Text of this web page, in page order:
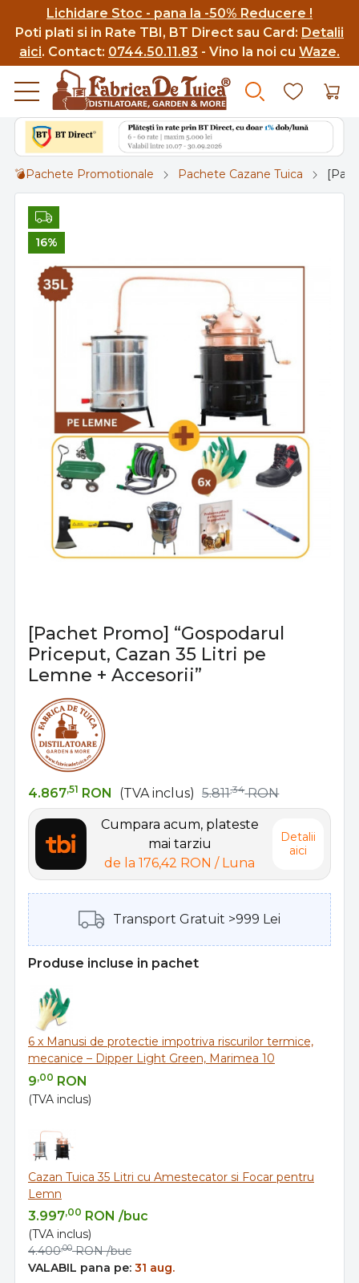
Lichidare Stoc - pana la -50% Reducere !
Poti plati si in Rate TBI, BT Direct sau Card: Detalii
aici. Contact: 0744.50.11.83 - Vino la noi cu Waze.
💣Pachete Promotionale Pachete Cazane Tuica
16%
[Pachet Promo] “Gospodarul
Priceput, Cazan 35 Litri pe
Lemne + Accesorii”
4.867,51 RON (TVA inclus) 5.811,34 RON
Cumpara acum, plateste
mai tarziu
de la 176,42 RON / Luna
Detalii
aici
Transport Gratuit >999 Lei
Produse incluse in pachet
6 x Manusi de protectie impotriva riscurilor termice,
mecanice – Dipper Light Green, Marimea 10
9,00 RON
(TVA inclus)
Cazan Tuica 35 Litri cu Amestecator si Focar pentru
Lemn
3.997,00 RON /buc
(TVA inclus)
4.400,00 RON /buc
VALABIL pana pe: 31 aug.